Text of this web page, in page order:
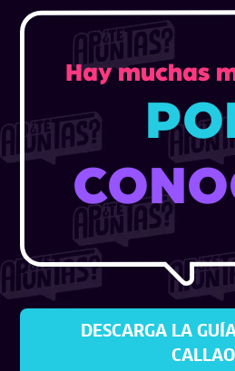
Hay muchas
DESCARGA LA
CALLAO